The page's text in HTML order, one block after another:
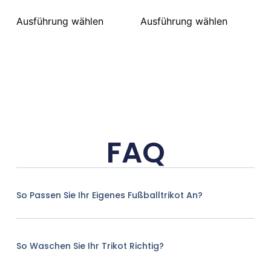
Ausführung wählen Ausführung wählen
FAQ
So Passen Sie Ihr Eigenes Fußballtrikot An?
So Waschen Sie Ihr Trikot Richtig?